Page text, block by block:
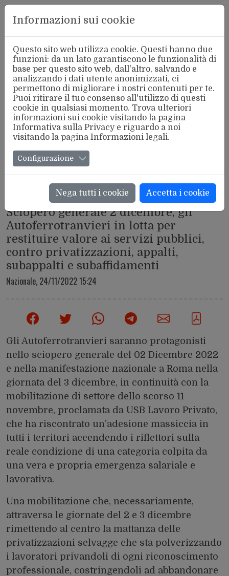
Aderente
DAI LUOGHI DI LAVORO LP
Sciopero generale 2 dicembre, gli
Autoferrotranvieri in lotta per
restituire valore ai servizi pubblici,
contro privatizzazioni, appalti,
subappalti e subaffidamenti
Nazionale, 24/11/2022 15:24
Gli Autoferrotranvieri saranno protagonisti
nello sciopero generale del 02 Dicembre 2022
e nella manifestazione nazionale a Roma nella
giornata del 3 dicembre, in continuità con la
mobilitazione di settore dello scorso 11
novembre, proclamata da USB Lavoro Privato,
che ha riscontrato un’adesione massiccia in
tutti i territori accendendo i riflettori sulla
reale condizione di una categoria colpita da
una vera e propria emergenza salariale e
lavorativa.
Una mobilitazione che, necessariamente,
attraversa le giornate del 2 e 3 dicembre
rimettendo al centro la mattanza delle
privatizzazioni selvagge che sta polverizzando
i lavoratori privandoli di ogni riconoscimento
professionale, costringendoli ad abbandonare
Informazioni sui cookie
Questo sito web utilizza cookie. Questi hanno due
funzioni: da un lato garantiscono le funzionalità di
base per questo sito web, dall'altro, salvando e
analizzando i dati utente anonimizzati, ci
permettono di migliorare i nostri contenuti per te.
Puoi ritirare il tuo consenso all'utilizzo di questi
cookie in qualsiasi momento. Trova ulteriori
informazioni sui cookie visitando la pagina
Informativa sulla Privacye riguardo a noi
visitando la pagina Informazioni legali.
Configurazione
Nega tutti i cookie Accetta i cookie